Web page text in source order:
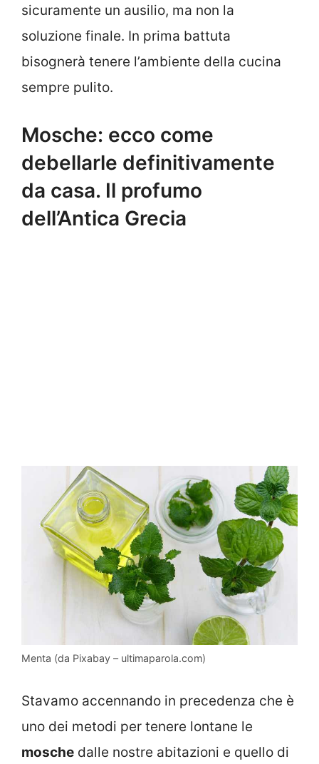
sicuramente un ausilio, ma non la
soluzione finale. In prima battuta
bisognerà tenere l’ambiente della cucina
sempre pulito.
Mosche: ecco come
debellarle definitivamente
da casa. Il profumo
dell’Antica Grecia
Menta (da Pixabay – ultimaparola.com)
Stavamo accennando in precedenza che è
uno dei metodi per tenere lontane le
mosche dalle nostre abitazioni e quello di